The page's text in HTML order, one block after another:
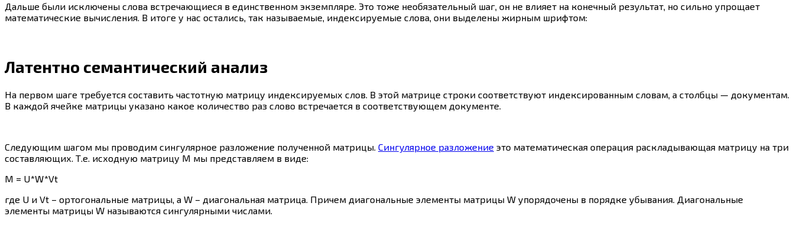
Дальше были исключены слова встречающиеся в единственном экземпляре. Это тоже необязательный шаг, он не влияет на конечный результат, но сильно упрощает
математические вычисления. В итоге у нас остались, так называемые, индексируемые слова, они выделены жирным шрифтом:
Латентно семантический анализ
На первом шаге требуется составить частотную матрицу индексируемых слов. В этой матрице строки соответствуют индексированным словам, а столбцы — документам.
В каждой ячейке матрицы указано какое количество раз слово встречается в соответствующем документе.
Следующим шагом мы проводим сингулярное разложение полученной матрицы. Сингулярное разложение это математическая операция раскладывающая матрицу на три
составляющих. Т.е. исходную матрицу M мы представляем в виде:
M = U*W*Vt
где U и Vt – ортогональные матрицы, а W – диагональная матрица. Причем диагональные элементы матрицы W упорядочены в порядке убывания. Диагональные
элементы матрицы W называются сингулярными числами.